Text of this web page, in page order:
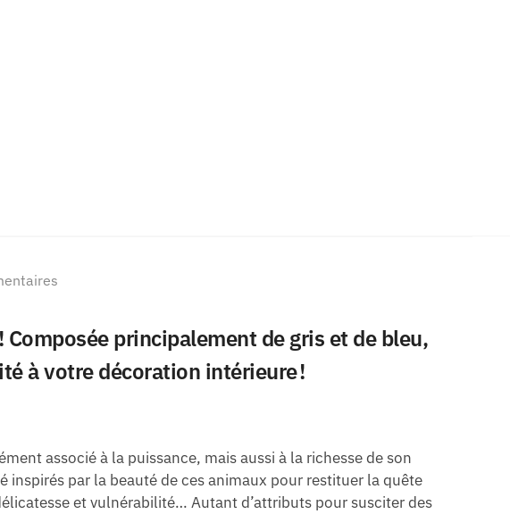
principalement de gris et de bleu,
à votre décoration intérieure !
associé à la puissance, mais aussi à la richesse de son
par la beauté de ces animaux pour restituer la quête
et vulnérabilité… Autant d’attributs pour susciter des